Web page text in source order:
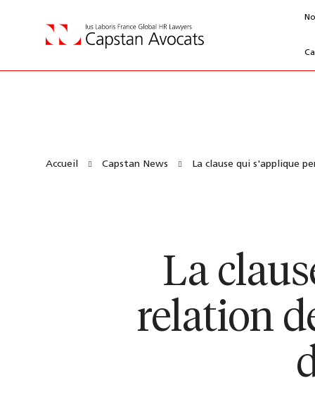
Accueil Capstan News La clause qui s'applique
La
relation